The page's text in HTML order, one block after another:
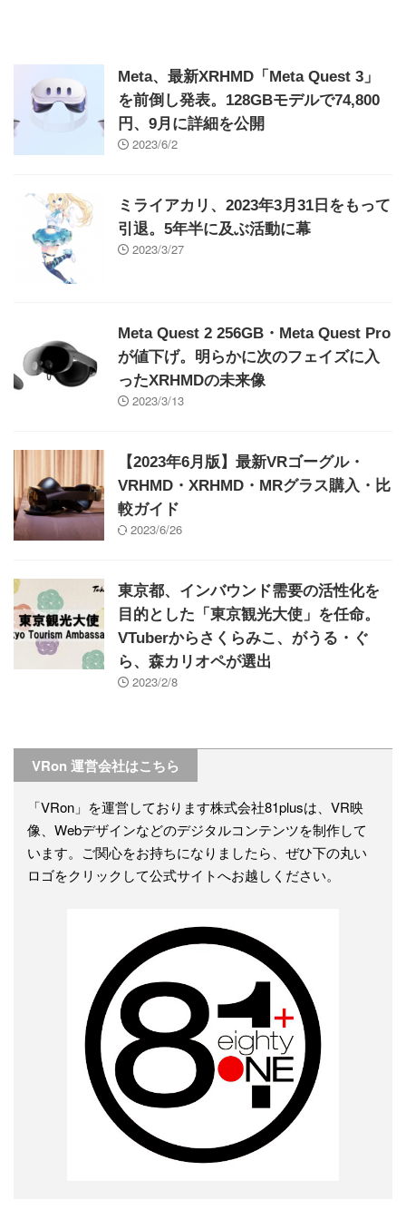
Meta、最新XRHMD「Meta Quest 3」
を前倒し発表。128GBモデルで74,800
円、9月に詳細を公開
2023/6/2
ミライアカリ、2023年3月31日をもって
引退。5年半に及ぶ活動に幕
2023/3/27
Meta Quest 2 256GB・Meta Quest Pro
が値下げ。明らかに次のフェイズに入
ったXRHMDの未来像
2023/3/13
【2023年6月版】最新VRゴーグル・
VRHMD・XRHMD・MRグラス購入・比
較ガイド
2023/6/26
東京都、インバウンド需要の活性化を
目的とした「東京観光大使」を任命。
VTuberからさくらみこ、がうる・ぐ
ら、森カリオペが選出
2023/2/8
VRon 運営会社はこちら
「VRon」を運営しております株式会社81plusは、VR映
像、Webデザインなどのデジタルコンテンツを制作して
います。ご関心をお持ちになりましたら、ぜひ下の丸い
ロゴをクリックして公式サイトへお越しください。